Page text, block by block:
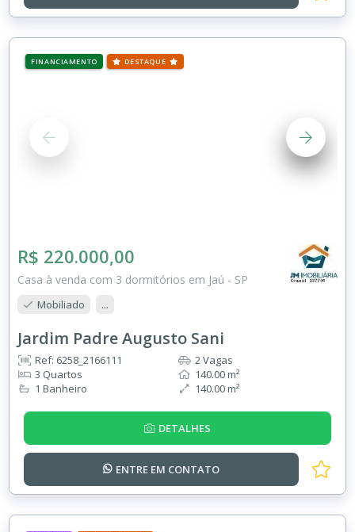
FINANCIAMENTO DESTAQUE
R$ 220.000,00
Casa à venda com 3 dormitórios em Jaú - SP
Mobiliado ...
Jardim Padre Augusto Sani
Ref: 6258_2166111
3 Quartos
1 Banheiro
2 Vagas
140.00 m²
140.00 m²
DETALHES
ENTRE EM CONTATO